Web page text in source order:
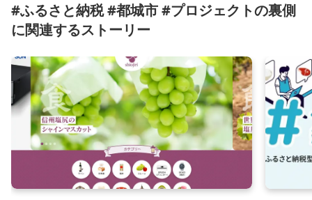
#ふるさと納税 #都城市 #プロジェクトの裏側
に関連するストーリー